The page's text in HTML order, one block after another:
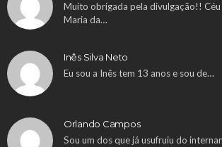
Muito obrigada pela divulgação!!
Maria da…
Inês Silva Neto
Eu sou a Inês tem 13 anos e sou de…
Orlando Campos
Sou um dos que já usufruiu do